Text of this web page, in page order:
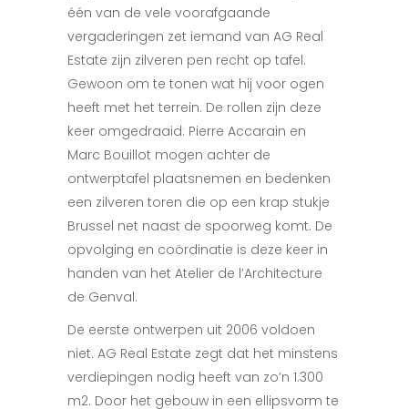
één van de vele voorafgaande
vergaderingen zet iemand van AG Real
Estate zijn zilveren pen recht op tafel.
Gewoon om te tonen wat hij voor ogen
heeft met het terrein. De rollen zijn deze
keer omgedraaid: Pierre Accarain en
Marc Bouillot mogen achter de
ontwerptafel plaatsnemen en bedenken
een zilveren toren die op een krap stukje
Brussel net naast de spoorweg komt. De
opvolging en coördinatie is deze keer in
handen van het Atelier de l’Architecture
de Genval.
De eerste ontwerpen uit 2006 voldoen
niet. AG Real Estate zegt dat het minstens
verdiepingen nodig heeft van zo’n 1.300
m2. Door het gebouw in een ellipsvorm te